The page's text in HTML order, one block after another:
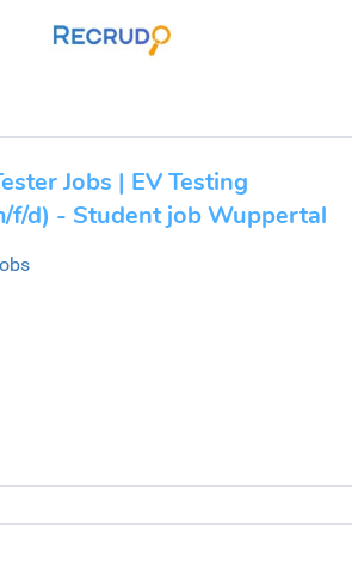
Jobs | EV Testing
f/d) - Student job Wuppertal